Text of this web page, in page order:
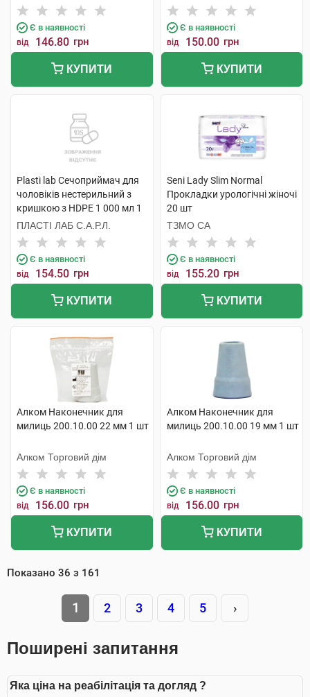
Є в наявності
від 146.80 грн
КУПИТИ
Є в наявності
від 150.00 грн
КУПИТИ
Plasti lab Сечоприймач для
чоловіків нестерильний з
кришкою з HDPE 1 000 мл 1
шт
ПЛАСТІ ЛАБ С.А.Р.Л.
Є в наявності
від 154.50 грн
КУПИТИ
Seni Lady Slim Normal
Прокладки урологічні жіночі
20 шт
ТЗМО СА
Є в наявності
від 155.20 грн
КУПИТИ
Алком Наконечник для
милиць 200.10.00 22 мм 1 шт
Алком Торговий дім
Є в наявності
від 156.00 грн
КУПИТИ
Алком Наконечник для
милиць 200.10.00 19 мм 1 шт
Алком Торговий дім
Є в наявності
від 156.00 грн
КУПИТИ
Показано 36 з 161
1 2 3 4 5 ›
Поширені запитання
Яка ціна на реабілітація та догляд ?